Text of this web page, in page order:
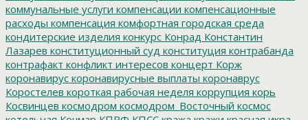
коммунальные услуги компенсации компенсационные
расходы компенсация комфортная городская среда
кондитерские изделия конкурс Конрад Константин
Лазарев конституционный суд конституция контрабанда
контрафакт конфликт интересов концерт Корж
коронавирус коронавирусные выплаты коронаврус
Коростелев короткая рабочая неделя коррупция корь
Косвинцев космодром космодром_Восточный космос